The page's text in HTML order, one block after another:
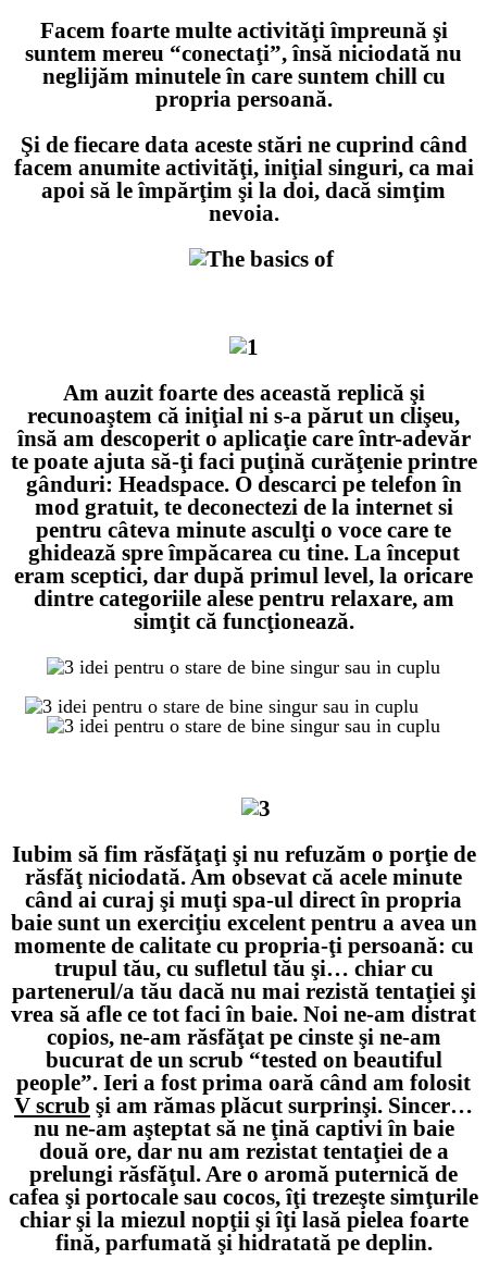
Facem foarte multe activităţi împreună şi
suntem mereu “conectaţi”, însă niciodată nu
neglijăm minutele în care suntem chill cu
propria persoană.
Şi de fiecare data aceste stări ne cuprind când
facem anumite activităţi, iniţial singuri, ca mai
apoi să le împărţim şi la doi, dacă simţim
nevoia.
Am auzit foarte des această replică şi
recunoaştem că iniţial ni s-a părut un clişeu,
însă am descoperit o aplicaţie care într-adevăr
te poate ajuta să-ţi faci puţină curăţenie printre
gânduri: Headspace. O descarci pe telefon în
mod gratuit, te deconectezi de la internet si
pentru câteva minute asculţi o voce care te
ghidează spre împăcarea cu tine. La început
eram sceptici, dar după primul level, la oricare
dintre categoriile alese pentru relaxare, am
simţit că funcţionează.
Iubim să fim răsfăţaţi şi nu refuzăm o porţie de
răsfăţ niciodată. Am obsevat că acele minute
când ai curaj şi muţi spa-ul direct în propria
baie sunt un exerciţiu excelent pentru a avea un
momente de calitate cu propria-ţi persoană: cu
trupul tău, cu sufletul tău şi… chiar cu
partenerul/a tău dacă nu mai rezistă tentaţiei şi
vrea să afle ce tot faci în baie. Noi ne-am distrat
copios, ne-am răsfăţat pe cinste şi ne-am
bucurat de un scrub “tested on beautiful
people”. Ieri a fost prima oară când am folosit
V scrub şi am rămas plăcut surprinşi. Sincer…
nu ne-am aşteptat să ne ţină captivi în baie
două ore, dar nu am rezistat tentaţiei de a
prelungi răsfăţul. Are o aromă puternică de
cafea şi portocale sau cocos, îţi trezeşte simţurile
chiar şi la miezul nopţii şi îţi lasă pielea foarte
fină, parfumată şi hidratată pe deplin.